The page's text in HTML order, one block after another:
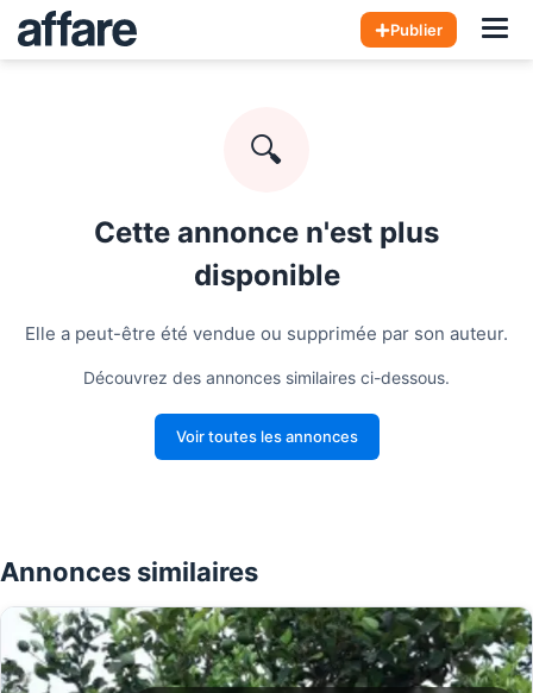
Publier
🔍
Cette annonce n'est plus
disponible
Elle a peut-être été vendue ou supprimée par son auteur.
Découvrez des annonces similaires ci-dessous.
Voir toutes les annonces
Annonces similaires